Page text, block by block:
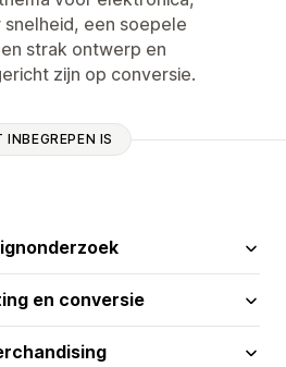
een soepele
strak ontwerp en
zijn op conversie.
INBEGREPEN IS
en conversie